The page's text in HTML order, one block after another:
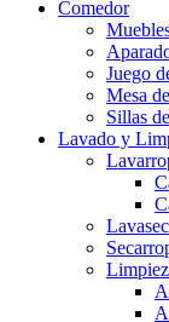
Comedor
Juego
Mesa
Sillas
Lavado y